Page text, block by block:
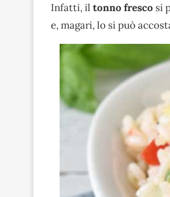
Infatti, il tonno fresco si
e, magari, lo si può